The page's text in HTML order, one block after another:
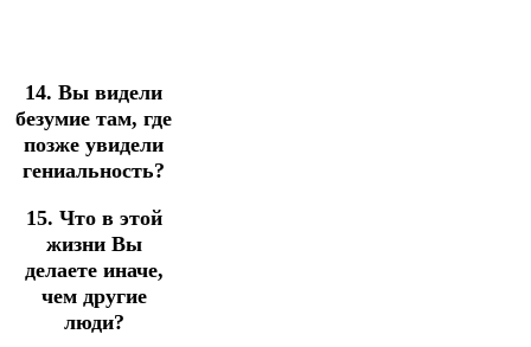
14. Вы видели
безумие там, где
позже увидели
гениальность?
15. Что в этой
жизни Вы
делаете иначе,
чем другие
люди?